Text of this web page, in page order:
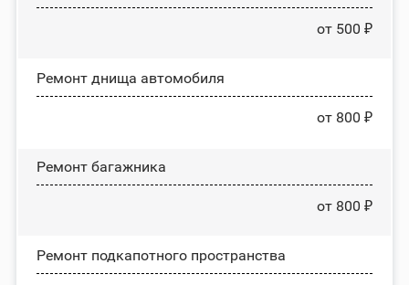
от 500 ₽
Ремонт днища автомобиля
от 800 ₽
Ремонт багажника
от 800 ₽
Ремонт подкапотного пространства